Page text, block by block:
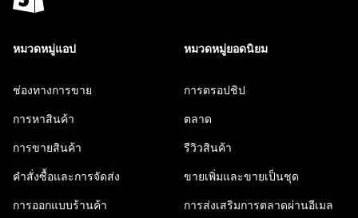
หมวดหมู่แอป
ช่องทางการขาย
การหาสินค้า
การขายสินค้า
คำสั่งซื้อและการจัดส่ง
การออกแบบร้านค้า
หมวดหมู่ยอดนิยม
การดรอปชิป
ตลาด
รีวิวสินค้า
ขายเพิ่มและขายเป็นชุด
การส่งเสริมการตลาดผ่านอีเมล